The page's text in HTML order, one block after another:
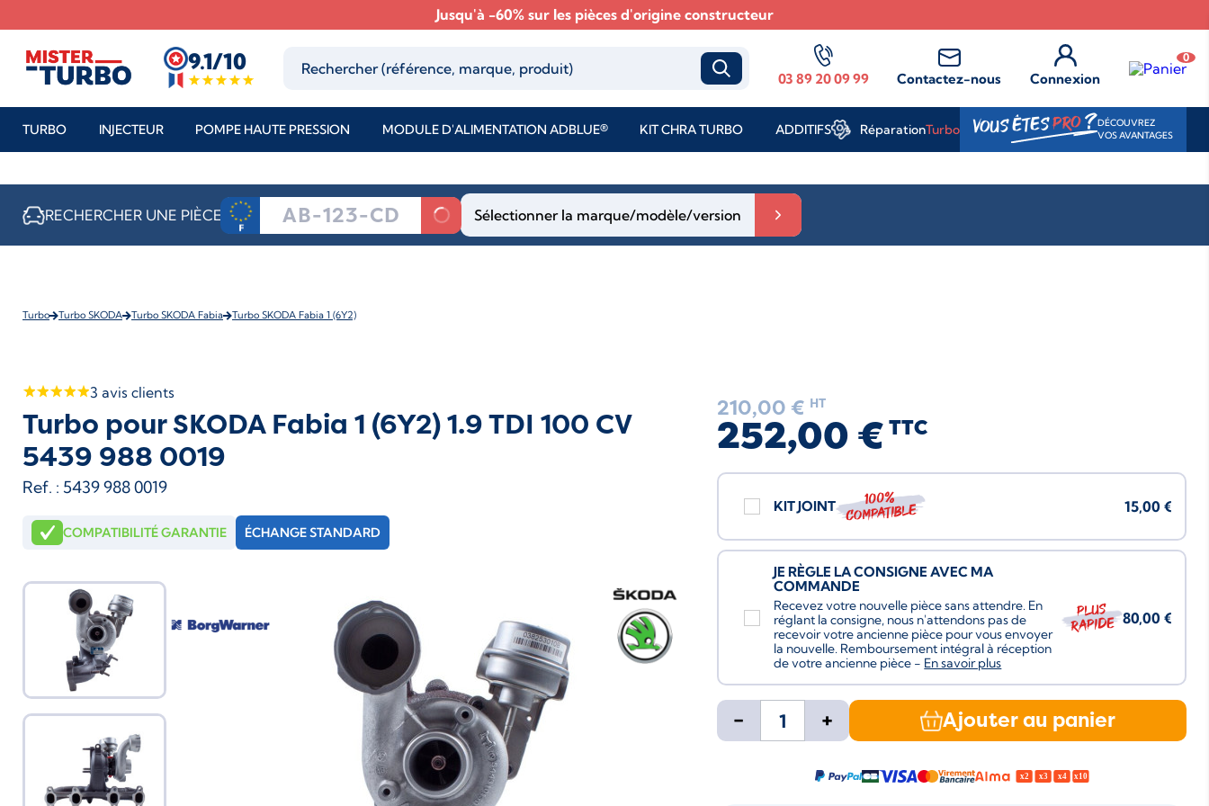
Jusqu'à -60% sur les pièces d'origine constructeur
9.1/10
03 89 20 09 99 Contactez-nous Connexion
0
TURBO INJECTEUR POMPE HAUTE PRESSION MODULE D'ALIMENTATION ADBLUE® KIT CHRA TURBO ADDITIFS RéparationTurbo VOUS ÊTESPRO?DÉCOUVREZ
VOS AVANTAGES
RECHERCHER UNE PIÈCE Sélectionner la marque/modèle/version
Turbo Turbo SKODA Turbo SKODA Fabia Turbo SKODA Fabia 1 (6Y2)
3 avis clients
Turbo pour SKODA Fabia 1 (6Y2) 1.9 TDI 100 CV
5439 988 0019
Ref. : 5439 988 0019
COMPATIBILITÉ GARANTIE ÉCHANGE STANDARD
210,00 € HT
252,00 € TTC
KIT JOINT 100%
compatible 15,00 €
JE RÈGLE LA CONSIGNE AVEC MA
COMMANDE
Recevez votre nouvelle pièce sans attendre. En
réglant la consigne, nous n'attendons pas de
recevoir votre ancienne pièce pour vous envoyer
la nouvelle. Remboursement intégral à réception
de votre ancienne pièce - En savoir plus
Plus
rapide 80,00 €
- + Ajouter au panier